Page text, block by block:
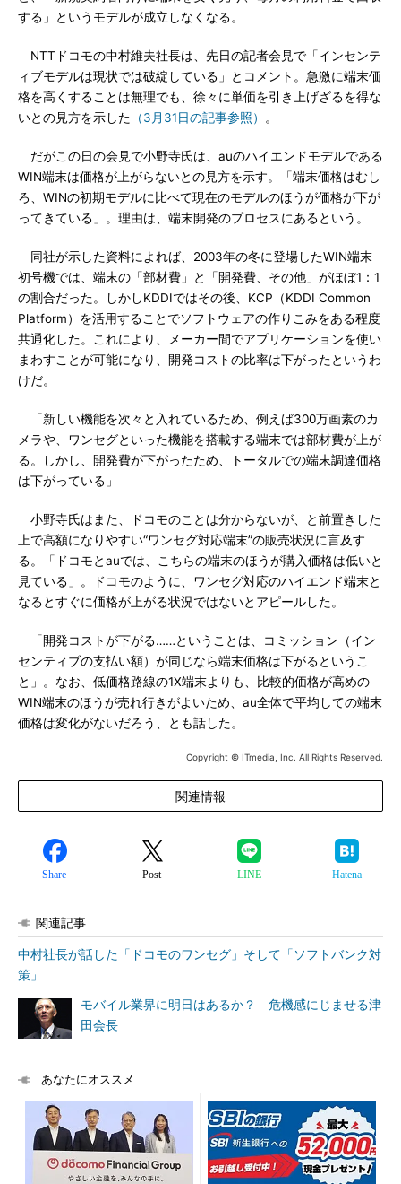
する」というモデルが成立しなくなる。
NTTドコモの中村維夫社長は、先日の記者会見で「インセンテ
ィブモデルは現状では破綻している」とコメント。急激に端末価
格を高くすることは無理でも、徐々に単価を引き上げざるを得な
いとの見方を示した （3月31日の記事参照） 。
だがこの日の会見で小野寺氏は、auのハイエンドモデルである
WIN端末は価格が上がらないとの見方を示す。「端末価格はむし
ろ、WINの初期モデルに比べて現在のモデルのほうが価格が下が
ってきている」。理由は、端末開発のプロセスにあるという。
同社が示した資料によれば、2003年の冬に登場したWIN端末
初号機では、端末の「部材費」と「開発費、その他」がほぼ1：1
の割合だった。しかしKDDIではその後、KCP（KDDI Common
Platform）を活用することでソフトウェアの作りこみをある程度
共通化した。これにより、メーカー間でアプリケーションを使い
まわすことが可能になり、開発コストの比率は下がったというわ
けだ。
「新しい機能を次々と入れているため、例えば300万画素のカ
メラや、ワンセグといった機能を搭載する端末では部材費が上が
る。しかし、開発費が下がったため、トータルでの端末調達価格
は下がっている」
小野寺氏はまた、ドコモのことは分からないが、と前置きした
上で高額になりやすい“ワンセグ対応端末”の販売状況に言及す
る。「ドコモとauでは、こちらの端末のほうが購入価格は低いと
見ている」。ドコモのように、ワンセグ対応のハイエンド端末と
なるとすぐに価格が上がる状況ではないとアピールした。
「開発コストが下がる……ということは、コミッション（イン
センティブの支払い額）が同じなら端末価格は下がるというこ
と」。なお、低価格路線の1X端末よりも、比較的価格が高めの
WIN端末のほうが売れ行きがよいため、au全体で平均しての端末
価格は変化がないだろう、とも話した。
Copyright © ITmedia, Inc. All Rights Reserved.
関連情報
Share Post LINE Hatena
関連記事
中村社長が話した「ドコモのワンセグ」そして「ソフトバンク対
策」
モバイル業界に明日はあるか？ 危機感にじませる津
田会長
あなたにオススメ